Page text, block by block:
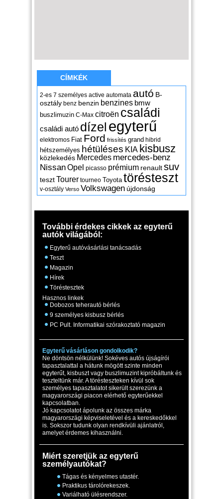
CÍMKÉK
2-es 7 személyes active automata autó B-
osztály benz benzin benzines bmw
buszlimuzin C-Max citroën családi
családi autó dízel egyterű
elektromos Fiat Ford frissítés grand hibrid
hétszemélyes hétüléses KIA kisbusz
közlekedés Mercedes mercedes-benz
NissanOpel picasso prémium renaultsuv
tesztTourer tourneo Toyota törésteszt
v-osztály Verso Volkswagen újdonság
További érdekes cikkek az egyterű
autók világából:
Egyterű autóvásárlási tanácsadás
Teszt
Magazin
Hírek
Töréstesztek
Hasznos linkek
Dobozos teherautó bérlés
9 személyes kisbusz bérlés
PC Pult. Informatikai szórakoztató magazin
Egyterű vásárláson gondolkodik?
Ne döntsön nélkülünk! Sokéves autós újságírói
tapasztalattal a hátunk mögött szinte minden
egyterűt, kisbuszt vagy buszlimuzint kipróbáltunk és
teszteltünk már. A törésteszteken kívül sok
személyes tapasztalatot sikerült szerezünk a
magyarországi piacon elérhető egyterűekkel
kapcsolatban.
Jó kapcsolatot ápolunk az összes márka
magyarországi képviseletével és a kereskedőkkel
is. Sokszor tudunk olyan rendkívüli ajánlatról,
amelyet érdemes kihasználni.
Miért szeretjük az egyterű
személyautókat?
Tágas és kényelmes utastér.
Praktikus tárolórekeszek.
Variálható ülésrendszer.